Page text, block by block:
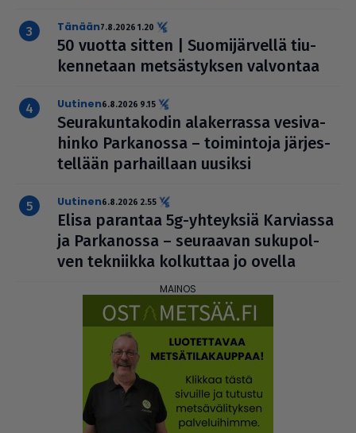
Tänään7.8.2026 1.20
50 vuotta sitten | Suo­mi­jär­vellä tiu­
ken­ne­taan met­säs­tyk­sen valvontaa
uutinen6.8.2026 9.15
Seu­ra­kun­ta­ko­din ala­ker­rassa vesi­va­
hinko Par­ka­nossa – toi­min­toja jär­jes­
tel­lään par­hail­laan uusiksi
uutinen6.8.2026 2.55
Elisa parantaa 5g-yhteyksiä Karviassa
ja Par­ka­nossa – seuraavan suku­pol­
ven tekniikka kolkuttaa jo ovella